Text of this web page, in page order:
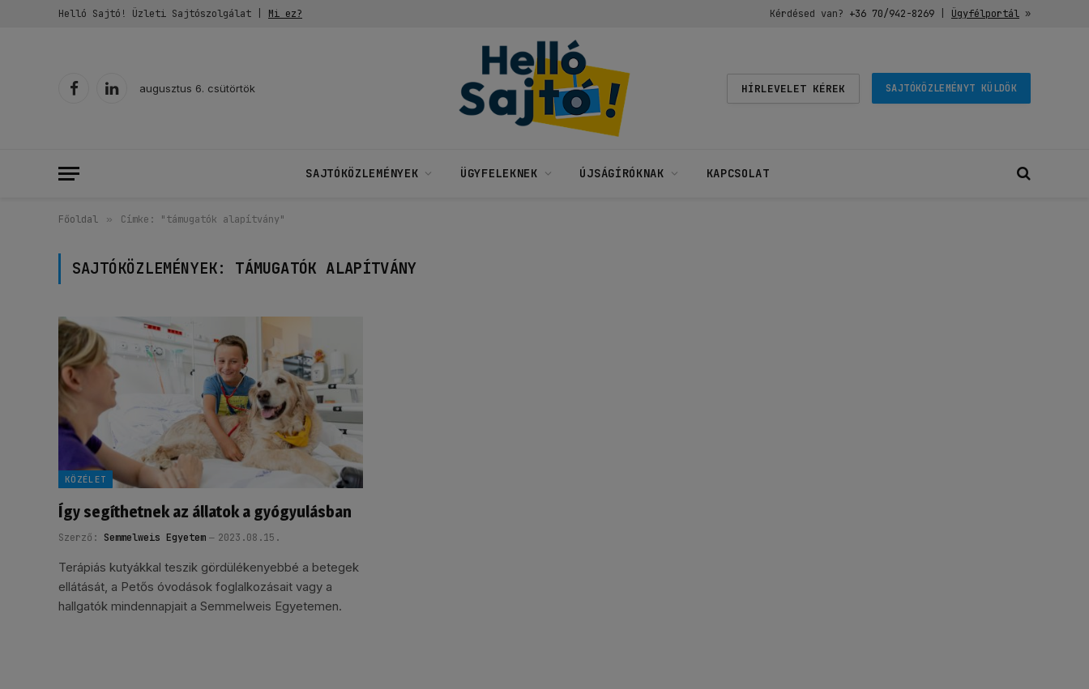
Helló Sajtó! Üzleti Sajtószolgálat | Mi ez? Kérdésed van? +36 70/942-8269| Ügyfélportál»
FacebookLinkedIn
augusztus 6. csütörtök HÍRLEVELET KÉREK SAJTÓKÖZLEMÉNYT KÜLDÖK
SAJTÓKÖZLEMÉNYEK ÜGYFELEKNEK ÚJSÁGÍRÓKNAK KAPCSOLAT
Főoldal » Címke: "támugatók alapítvány"
SAJTÓKÖZLEMÉNYEK: TÁMUGATÓK ALAPÍTVÁNY
KÖZÉLET
Így segíthetnek az állatok a gyógyulásban
Szerző: Semmelweis Egyetem 2023.08.15.
Terápiás kutyákkal teszik gördülékenyebbé a betegek
ellátását, a Petős óvodások foglalkozásait vagy a
hallgatók mindennapjait a Semmelweis Egyetemen.